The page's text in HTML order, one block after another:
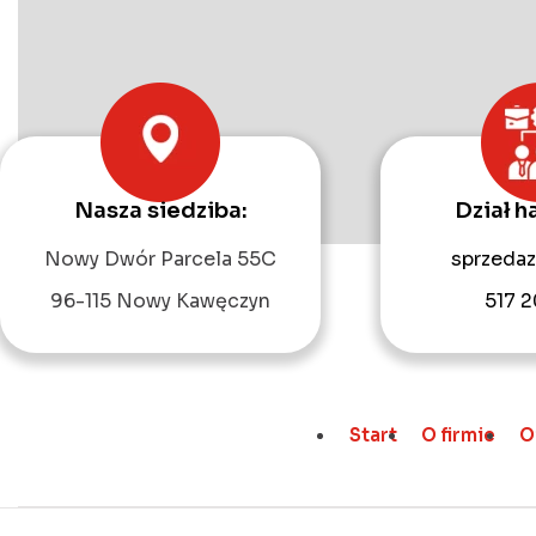
Nasza siedziba:
Nowy Dwór Parcela 55C
96-115 Nowy Kawęczyn
Dział
517
Start O firmie